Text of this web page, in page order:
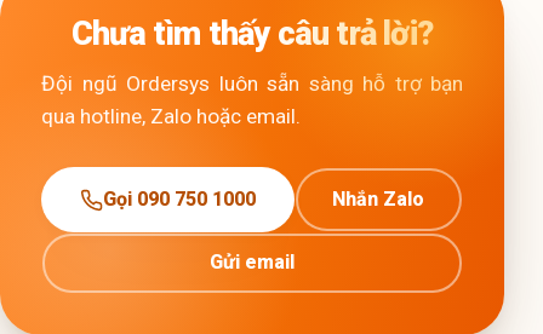
Chưa tìm thấy câu trả lời?
Đội ngũ Ordersys luôn sẵn sàng hỗ trợ bạn
qua hotline, Zalo hoặc email.
Gọi 090 750 1000 Nhắn Zalo
Gửi email